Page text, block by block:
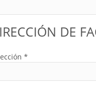
DE
*